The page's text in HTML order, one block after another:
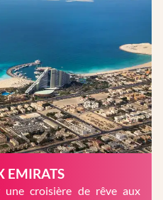
EMIRATS
une croisière de rêve aux